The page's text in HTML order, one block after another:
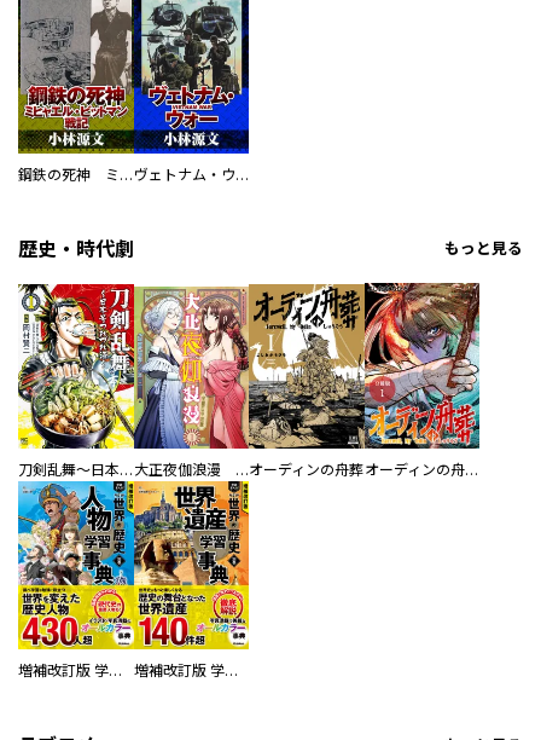
鋼鉄の死神 ミヒャエル・ビットマン戦記 ヴェトナム・ウォー VIETNAM WAR
歴史・時代劇 もっと見る
刀剣乱舞～日本号つれづれ酒～ 大正夜伽浪漫 －金曜日の花嫁—オーディンの舟葬 オーディンの舟葬 分冊版
増補改訂版 学研まんが NEW世界の歴史 別巻 人物学習事典 増補改訂版 学研まんが NEW世界の歴史 別巻 世界遺産学習事典